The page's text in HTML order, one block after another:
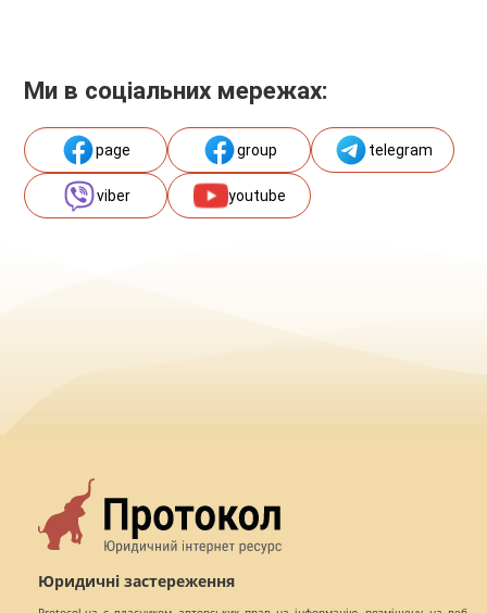
Ми в соціальних мережах:
page group telegram
viber youtube
Юридичні застереження